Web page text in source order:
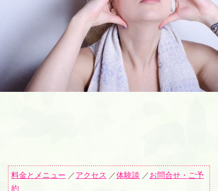
料金とメニュー ／アクセス ／体験談 ／お問合せ・ご予
約